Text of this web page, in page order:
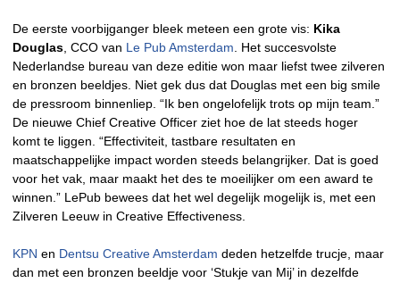
De eerste voorbijganger bleek meteen een grote vis: Kika
Douglas , CCO van Le Pub Amsterdam . Het succesvolste
Nederlandse bureau van deze editie won maar liefst twee zilveren
en bronzen beeldjes. Niet gek dus dat Douglas met een big smile
de pressroom binnenliep. “Ik ben ongelofelijk trots op mijn team.”
De nieuwe Chief Creative Officer ziet hoe de lat steeds hoger
komt te liggen. “Effectiviteit, tastbare resultaten en
maatschappelijke impact worden steeds belangrijker. Dat is goed
voor het vak, maar maakt het des te moeilijker om een award te
winnen.” LePub bewees dat het wel degelijk mogelijk is, met een
Zilveren Leeuw in Creative Effectiveness.
KPN en Dentsu Creative Amsterdam deden hetzelfde trucje, maar
dan met een bronzen beeldje voor ‘Stukje van Mij’ in dezelfde